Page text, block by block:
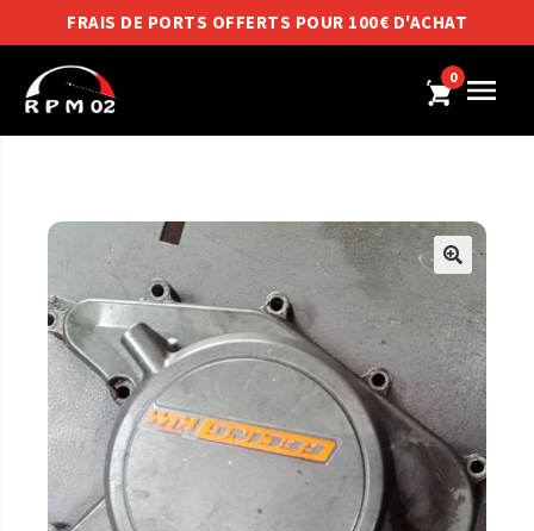
FRAIS DE PORTS OFFERTS POUR 100€ D'ACHAT
0